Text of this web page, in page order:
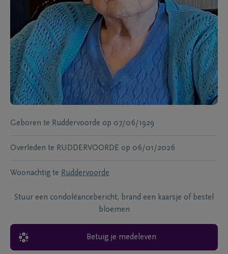
Geboren te Ruddervoorde op 07/06/1929
Overleden te RUDDERVOORDE op 06/01/2026
Woonachtig te Ruddervoorde
Stuur een condoléancebericht, brand een kaarsje of bestel
bloemen
Betuig je medeleven